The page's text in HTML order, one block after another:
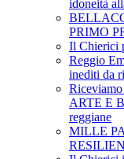
idoneità
PRIMO
Il Chierici
Reggio
inediti da
ARTE E
reggiane
MILLE